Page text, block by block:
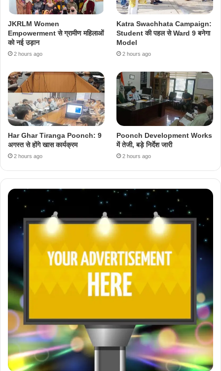
JKRLM Women
Empowerment से ग्रामीण महिलाओं
को नई उड़ान
2 hours ago
Katra Swachhata Campaign:
Student की पहल से Ward 9 बनेगा
Model
2 hours ago
Har Ghar Tiranga Poonch: 9
अगस्त से होंगे खास कार्यक्रम
2 hours ago
Poonch Development Works
में तेजी, बड़े निर्देश जारी
2 hours ago